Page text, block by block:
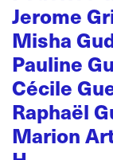
Jerome
Misha
Pauline
Cécile
Raphaël
Marion